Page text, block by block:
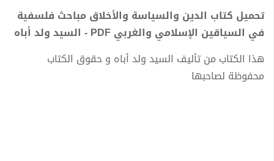
تحميل كتاب الدين والسياسة والأخلاق مباحث فلسفية
في السياقين الإسلامي والغربي PDF - السيد ولد أباه
هذا الكتاب من تأليف السيد ولد أباه و حقوق الكتاب
محفوظة لصاحبها